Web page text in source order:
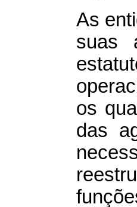
As
suas
os
das